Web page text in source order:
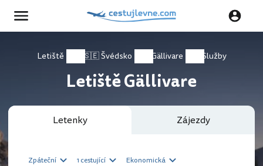
Letiště 🇸🇪 Švédsko Gällivare Služby
Letiště Gällivare
Letenky Zájezdy
Zpáteční 1 cestující Ekonomická